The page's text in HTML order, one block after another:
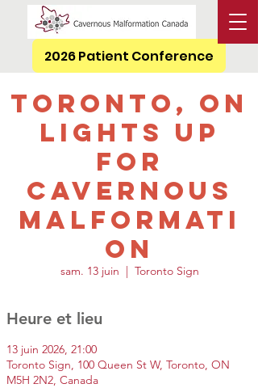
2026 Patient Conference
Toronto, ON
Lights Up
for
Cavernous
Malformati
on
sam. 13 juin
  |
Toronto Sign
Heure et lieu
13 juin 2026, 21:00
Toronto Sign, 100 Queen St W, Toronto, ON
M5H 2N2, Canada